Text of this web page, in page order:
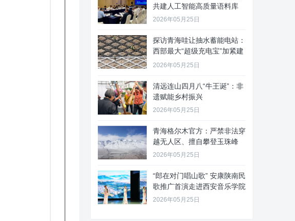
共建人工智能高质量语料库
2026年05月25日
探访青海哇让抽水蓄能电站：
西部最大“超级充电宝”加紧建
设
2026年05月25日
清远连山四月八“牛王诞”：非
遗赋能乡村振兴
2026年05月25日
青海格尔木官方：严禁非法穿
越无人区、擅自攀登玉珠峰
2026年05月25日
“郎在对门唱山歌” 安康陕南民
歌推广首演走进西安音乐学院
2026年05月25日